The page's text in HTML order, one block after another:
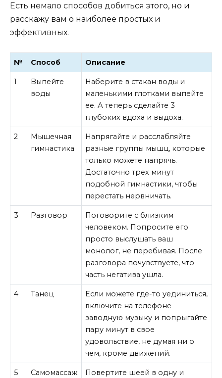
Есть немало способов добиться этого, но и
расскажу вам о наиболее простых и
эффективных.
№ Способ Описание
1
Выпейте
воды
Наберите в стакан воды и
маленькими глотками выпейте
ее. А теперь сделайте 3
глубоких вдоха и выдоха.
2
Мышечная
гимнастика
Напрягайте и расслабляйте
разные группы мышц, которые
только можете напрячь.
Достаточно трех минут
подобной гимнастики, чтобы
перестать нервничать.
3 Разговор
Поговорите с близким
человеком. Попросите его
просто выслушать ваш
монолог, не перебивая. После
разговора почувствуете, что
часть негатива ушла.
4 Танец
Если можете где-то уединиться,
включите на телефоне
заводную музыку и попрыгайте
пару минут в свое
удовольствие, не думая ни о
чем, кроме движений.
5 Самомассаж
Повертите шеей в одну и